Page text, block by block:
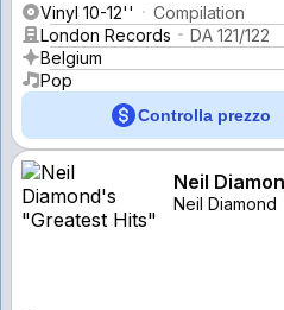
Vinyl 10-12''
Compilation
London Records
DA 121/122
Belgium
Pop
Controlla prezzo
Neil
Neil Diamond